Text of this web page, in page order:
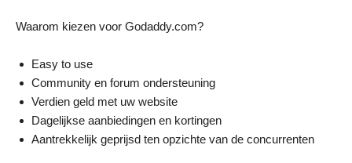
Waarom kiezen voor Godaddy.com?
Easy to use
Community en forum ondersteuning
Verdien geld met uw website
Dagelijkse aanbiedingen en kortingen
Aantrekkelijk geprijsd ten opzichte van de concurrenten